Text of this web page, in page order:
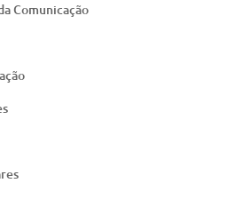
Comunicação